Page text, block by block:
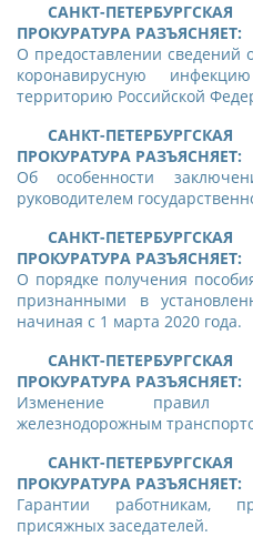
САНКТ-
ПРОКУРАТУРА РАЗЪЯСНЯЕТ:
О предоставлении сведений
коронавирусную
территорию Российской
САНКТ-
ПРОКУРАТУРА РАЗЪЯСНЯЕТ:
Об особенности
руководителем
САНКТ-
ПРОКУРАТУРА РАЗЪЯСНЯЕТ:
О порядке получения
признанными в
начиная с 1 марта 2020 года.
САНКТ-
ПРОКУРАТУРА РАЗЪЯСНЯЕТ:
Изменение правил
железнодорожным
САНКТ-
ПРОКУРАТУРА РАЗЪЯСНЯЕТ:
Гарантии работникам,
присяжных заседателей.